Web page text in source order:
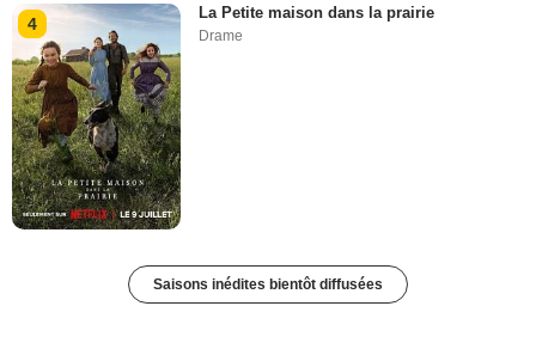
4
La Petite maison dans la prairie
Drame
Saisons inédites bientôt diffusées